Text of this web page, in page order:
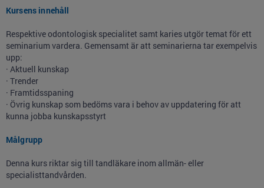
Kursens innehåll
Respektive odontologisk specialitet samt karies utgör temat för ett
seminarium vardera. Gemensamt är att seminarierna tar exempelvis
upp:
· Aktuell kunskap
· Trender
· Framtidsspaning
· Övrig kunskap som bedöms vara i behov av uppdatering för att
kunna jobba kunskapsstyrt
Målgrupp
Denna kurs riktar sig till tandläkare inom allmän- eller
specialisttandvården.